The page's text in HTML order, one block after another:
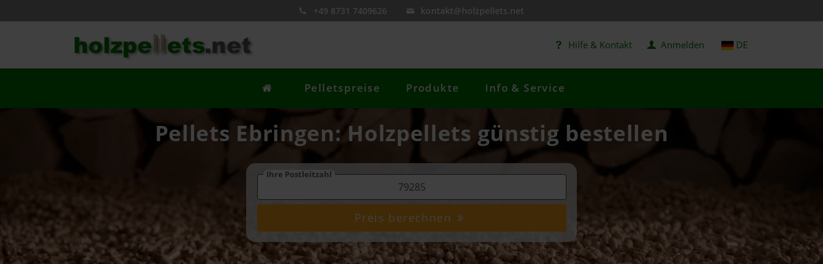
+49 8731 7409626 kontakt@holzpellets.net
Hilfe & Kontakt Anmelden DE
Pelletspreise Produkte Info & Service
Pellets Ebringen: Holzpellets günstig bestellen
Ihre Postleitzahl
Preis berechnen